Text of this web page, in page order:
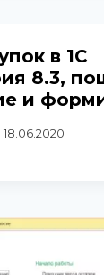
в 1С
8.3,
и
18.06.2020